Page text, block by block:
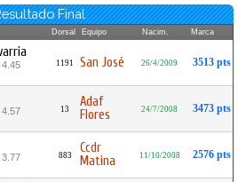
Final
Dorsal Equipo Nacim. Marca
1191 San José 26/4/2009 3513 pts
13
Adaf
Flores
24/7/2008 3473 pts
883
Ccdr
Matina
11/10/2008 2576 pts